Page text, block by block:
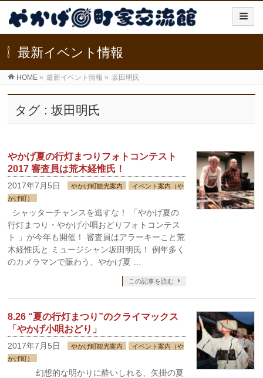
最新イベント情報
HOME » 最新イベント情報 » 坂田明氏
タグ : 坂田明氏
やかげ夏の行灯まつりフォトコンテスト
2017 審査員は荒木経惟氏！
2017年7月5日 やかげ町観光案内
イベント案内（や
かげ町）
シャッターチャンスを逃すな！ 「やかげ夏の
行灯まつり・やかげ小唄おどりフォトコンテス
ト 」が今年も開催！ 審査員はアラーキーこと荒
木経惟氏と ミュージシャン坂田明氏！ 例年多く
のカメラマンで賑わう、やかげ夏 …
この記事を読む
8.26 “夏の行灯まつり”のクライマックス
「やかげ小唄おどり」
2017年7月5日 やかげ町観光案内
イベント案内（や
かげ町）
幻想的な明かりに酔いしれる、矢掛の夏